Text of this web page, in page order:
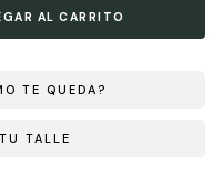
TE QUEDA?
TALLE